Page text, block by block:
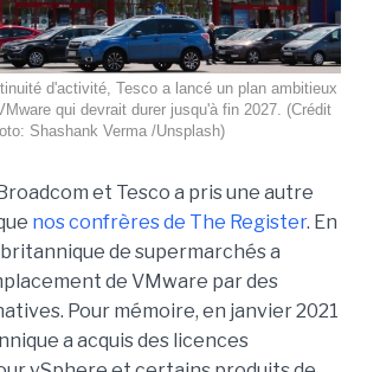
d'activité, Tesco a lancé un plan ambitieux
qui devrait durer jusqu'à fin 2027. (Crédit
Shashank Verma /Unsplash)
et Tesco a pris une autre
nos confrères de The Register. En
de supermarchés a
de VMware par des
Pour mémoire, en janvier 2021
a acquis des licences